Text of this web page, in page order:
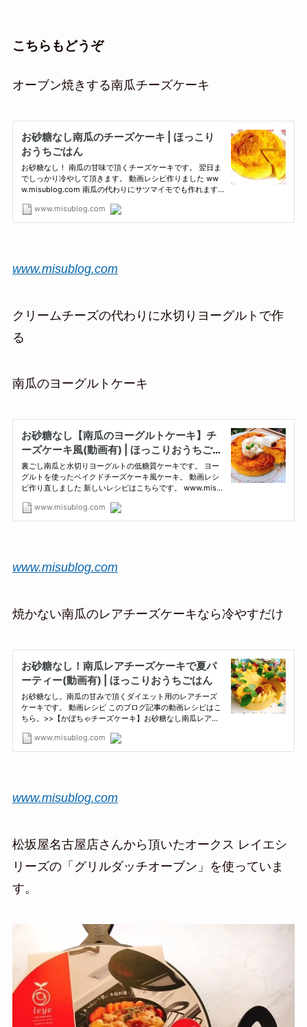
こちらもどうぞ
オーブン焼きする南瓜チーズケーキ
www.misublog.com
クリームチーズの代わりに水切りヨーグルトで作
る
南瓜のヨーグルトケーキ
www.misublog.com
焼かない南瓜のレアチーズケーキなら冷やすだけ
www.misublog.com
松坂屋名古屋店さんから頂いたオークス レイエシ
リーズの「グリルダッチオーブン」を使っていま
す。